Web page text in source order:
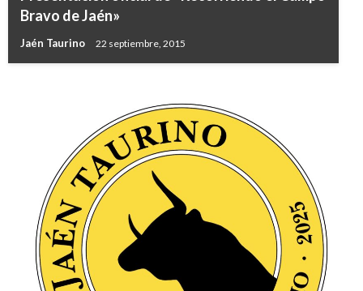
Bravo de Jaén»
Jaén Taurino 22 septiembre, 2015